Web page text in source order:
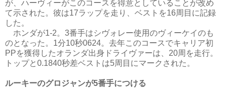
が、ハーヴィーがこのコースを得意としていることが改め
て示された。彼は17ラップを走り、ベストを16周目に記録
した。
ホンダが1-2。3番手はシヴォレー使用のヴィーケイのも
のとなった。1分10秒0624。去年このコースでキャリア初
PPを獲得したオランダ出身ドライヴァーは、20周を走行。
トップと0.1840秒差ベストは5周目にマークされた。
ルーキーのグロジャンが5番手につける